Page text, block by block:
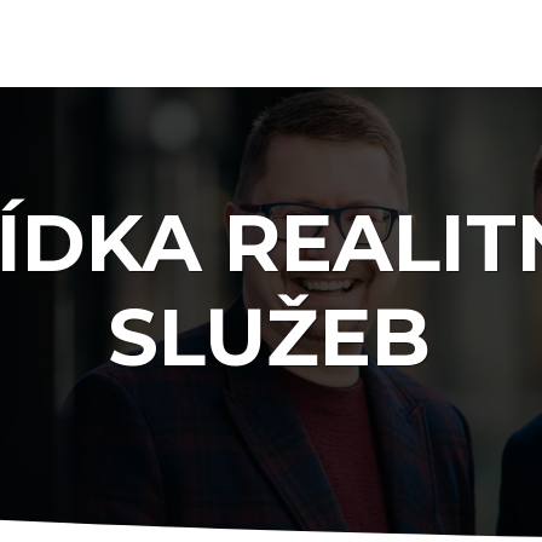
SLUŽEB